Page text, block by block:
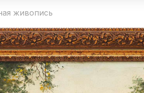
живопись